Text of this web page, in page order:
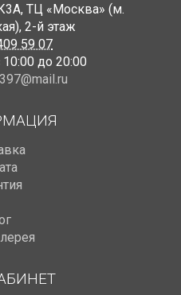
ТЦ «Москва» (м.
, 2-й этаж
59 07
до 20:00